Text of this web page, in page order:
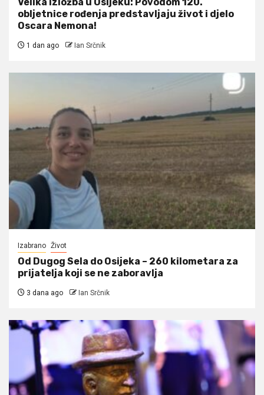
obljetnice rođenja predstavljaju život i djelo
Oscara Nemona!
1 dan ago Ian Srčnik
Izabrano Život
Od Dugog Sela do Osijeka – 260 kilometara za
prijatelja koji se ne zaboravlja
3 dana ago Ian Srčnik